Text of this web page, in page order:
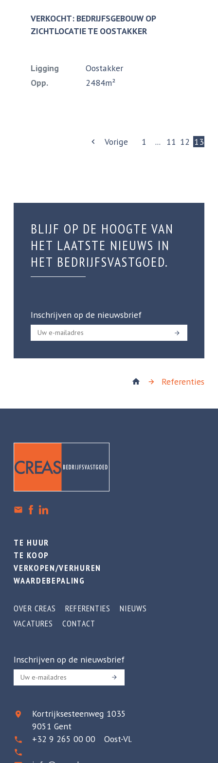
VERKOCHT: BEDRIJFSGEBOUW OP
ZICHTLOCATIE TE OOSTAKKER
Ligging
Oostakker
Opp.
2484m²
Vorige 1 ... 11 12 13
BLIJF OP DE HOOGTE VAN
HET LAATSTE NIEUWS IN
HET BEDRIJFSVASTGOED.
Inschrijven op de nieuwsbrief
Referenties
TE HUUR
TE KOOP
VERKOPEN/VERHUREN
WAARDEBEPALING
OVER CREAS REFERENTIES
NIEUWS
VACATURES
CONTACT
Inschrijven op de nieuwsbrief
Kortrijksesteenweg 1035
9051 Gent
+32 9 265 00 00 Oost-Vl.